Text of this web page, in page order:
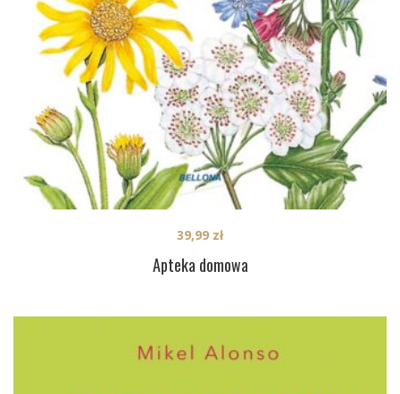
Apteka domowa
39,99 zł